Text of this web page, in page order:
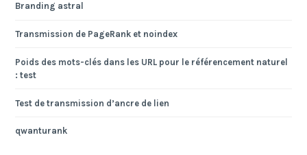
Branding astral
Transmission de PageRank et noindex
Poids des mots-clés dans les URL pour le référencement naturel
: test
Test de transmission d’ancre de lien
qwanturank